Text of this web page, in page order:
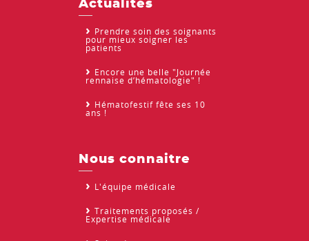
Actualités
Prendre soin des soignants
pour mieux soigner les
patients
Encore une belle "Journée
rennaise d’hématologie" !
Hématofestif fête ses 10
ans !
Nous connaitre
L'équipe médicale
Traitements proposés /
Expertise médicale